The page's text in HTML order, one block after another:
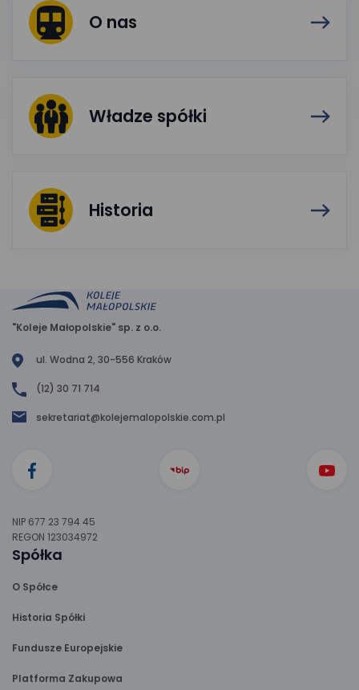
O nas
Władze spółki
Historia
"Koleje Małopolskie" sp. z o.o.
ul. Wodna 2, 30-556 Kraków
(12) 30 71 714
sekretariat@kolejemalopolskie.com.pl
NIP 677 23 794 45
REGON 123034972
Spółka
O Spółce
Historia Spółki
Fundusze Europejskie
Platforma Zakupowa